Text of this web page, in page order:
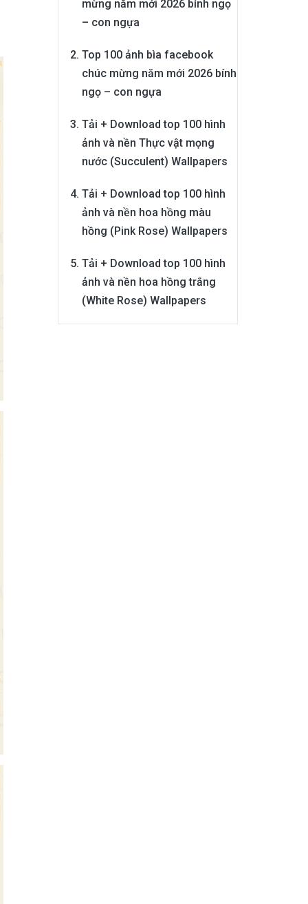
mừng năm mới 2026 bính ngọ
– con ngựa
Top 100 ảnh bìa facebook
chúc mừng năm mới 2026 bính
ngọ – con ngựa
Tải + Download top 100 hình
ảnh và nền Thực vật mọng
nước (Succulent) Wallpapers
Tải + Download top 100 hình
ảnh và nền hoa hồng màu
hồng (Pink Rose) Wallpapers
Tải + Download top 100 hình
ảnh và nền hoa hồng trắng
(White Rose) Wallpapers